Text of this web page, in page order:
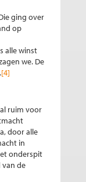
ging over
op
alle winst
we. De
[4]
ruim voor
door alle
in
onderspit
van de